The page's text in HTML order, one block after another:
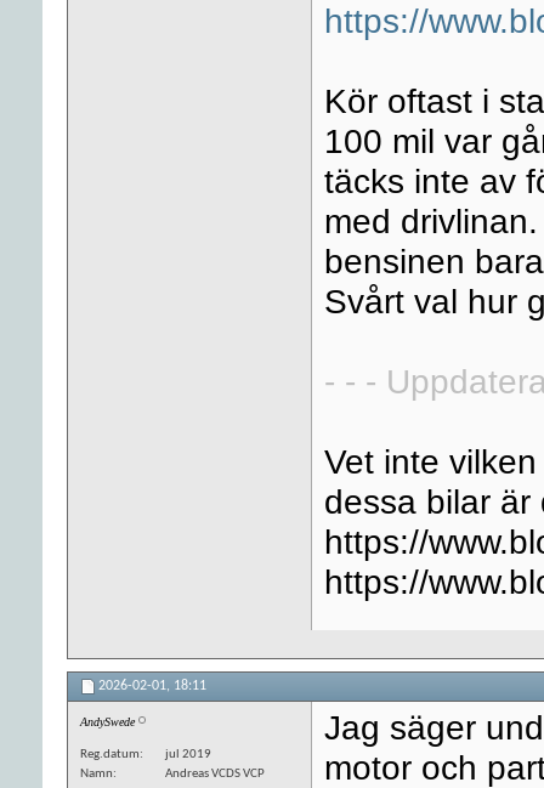
https://
Kör oftast i
100 mil var
täcks inte av
med
bensinen
Svårt val hur
- - -
Vet inte
dessa bilar är
https://
https://
2026-02-01, 18:11
AndySwede
Reg.datum
jul 2019
Namn
Andreas VCDS VCP
Jag säger
motor och